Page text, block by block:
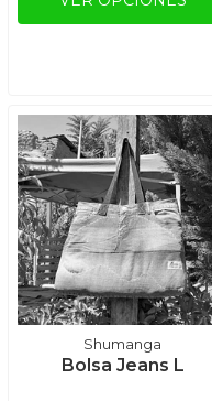
Shumanga
Bolsa Jeans L